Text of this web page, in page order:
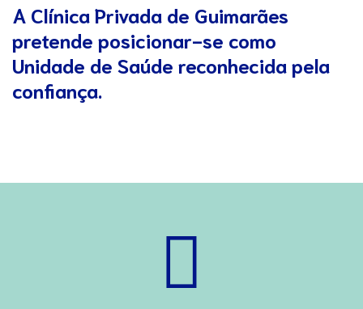
A Clínica Privada de Guimarães
pretende posicionar-se como
Unidade de Saúde reconhecida pela
confiança.